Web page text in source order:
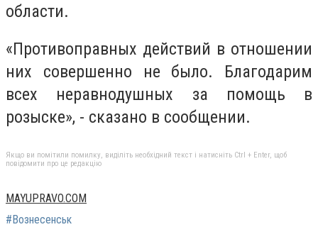
области.
«Противоправных действий в отношении
них совершенно не было. Благодарим
всех неравнодушных за помощь в
розыске», - сказано в сообщении.
Якщо ви помітили помилку, виділіть необхідний текст і натисніть Ctrl + Enter, щоб
повідомити про це редакцію
MAYUPRAVO.COM
#Вознесенськ